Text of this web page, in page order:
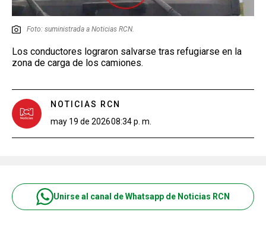
Foto: suministrada a Noticias RCN.
Los conductores lograron salvarse tras refugiarse en la
zona de carga de los camiones.
NOTICIAS RCN
may 19 de 202608:34 p. m.
Unirse al canal de Whatsapp de Noticias RCN